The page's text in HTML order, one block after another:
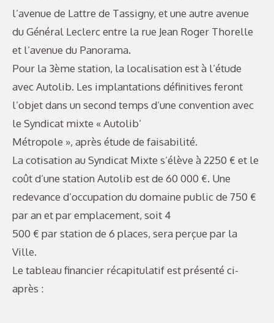
l’avenue de Lattre de Tassigny, et une autre avenue
du Général Leclerc entre la rue Jean Roger Thorelle
et l’avenue du Panorama.
Pour la 3ème station, la localisation est à l’étude
avec Autolib. Les implantations définitives feront
l’objet dans un second temps d’une convention avec
le Syndicat mixte « Autolib’
Métropole », après étude de faisabilité.
La cotisation au Syndicat Mixte s’élève à 2250 € et le
coût d’une station Autolib est de 60 000 €. Une
redevance d’occupation du domaine public de 750 €
par an et par emplacement, soit 4
500 € par station de 6 places, sera perçue par la
Ville.
Le tableau financier récapitulatif est présenté ci-
après :